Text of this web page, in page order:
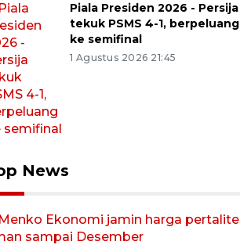
Piala Presiden 2026 - Persija
tekuk PSMS 4-1, berpeluang
ke semifinal
1 Agustus 2026 21:45
News